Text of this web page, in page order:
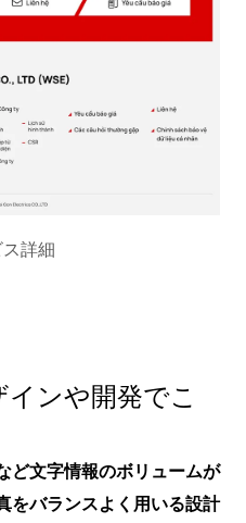
詳細
ンや開発でこ
ど文字情報のボリュームが
をバランスよく用いる設計